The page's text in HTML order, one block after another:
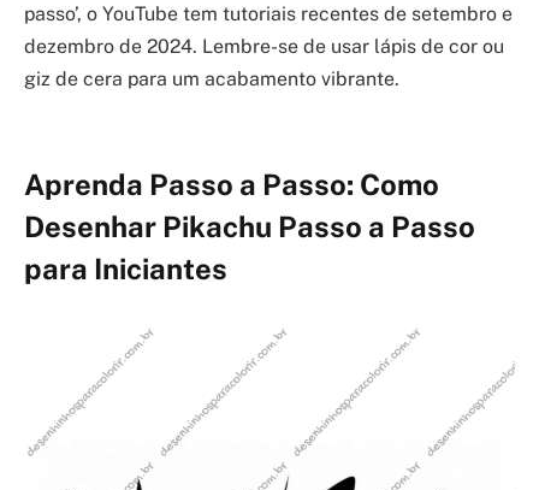
passo’, o YouTube tem tutoriais recentes de setembro e
dezembro de 2024. Lembre-se de usar lápis de cor ou
giz de cera para um acabamento vibrante.
Aprenda Passo a Passo: Como
Desenhar Pikachu Passo a Passo
para Iniciantes